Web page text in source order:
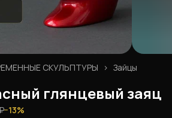
Зайцы
СКУЛЬПТУРЫ ›
глянцевый заяц
−13%